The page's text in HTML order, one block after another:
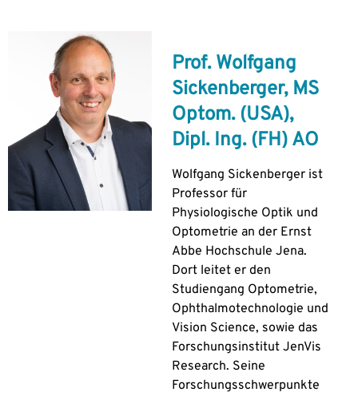
Prof. Wolfgang
Sickenberger, MS
Optom. (USA),
Dipl. Ing. (FH) AO
Wolfgang Sickenberger ist
Professor für
Physiologische Optik und
Optometrie an der Ernst
Abbe Hochschule Jena.
Dort leitet er den
Studiengang Optometrie,
Ophthalmotechnologie und
Vision Science, sowie das
Forschungsinstitut JenVis
Research. Seine
Forschungsschwerpunkte